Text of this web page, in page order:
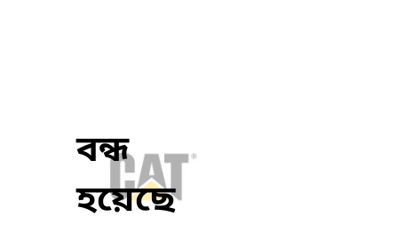
বন্ধ
হয়েছে